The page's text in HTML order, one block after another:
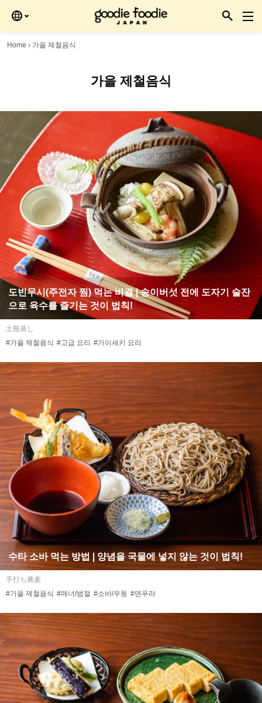
Home › 가을 제철음식
가을 제철음식
도빈무시(주전자 찜) 먹는 비결 | 송이버섯 전에 도자기 술잔
으로 육수를 즐기는 것이 법칙!
土瓶蒸し
#가을 제철음식 #고급 요리 #가이세키 요리
수타 소바 먹는 방법 | 양념을 국물에 넣지 않는 것이 법칙!
手打ち蕎麦
#가을 제철음식 #매너/범절 #소바/우동 #덴푸라